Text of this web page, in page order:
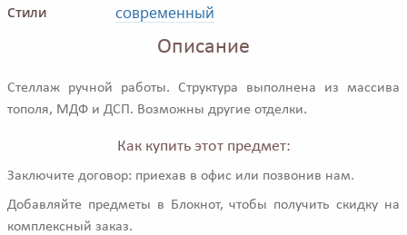
Стили современный
Описание
Стеллаж ручной работы. Структура выполнена из массива
тополя, МДФ и ДСП. Возможны другие отделки.
Как купить этот предмет:
Заключите договор: приехав в офис или позвонив нам.
Добавляйте предметы в Блокнот, чтобы получить скидку на
комплексный заказ.